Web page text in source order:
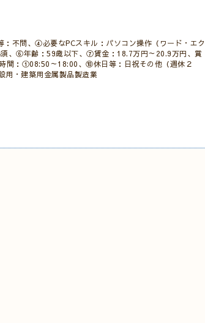
不問、④必要なPCスキル：パソコン操作（ワード・エク
、 ⑥年齢：59歳以下、⑦賃金：18.7万円～20.9万円、賞
間：①08:50～18:00、 ⑩休日等：日祝その他 （週休２
用・建築用金属製品製造業